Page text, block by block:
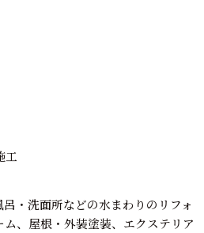
工
・洗面所などの水まわりのリフォ
、屋根・外装塗装、エクステリア